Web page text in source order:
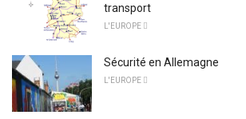
transport
L'EUROPE 
Sécurité en Allemagne
L'EUROPE 